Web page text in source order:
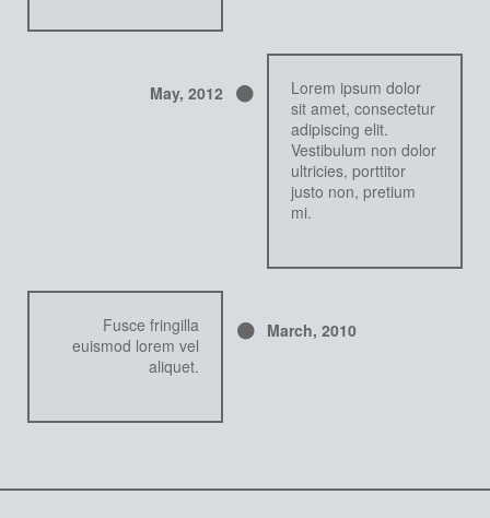
May, 2012
Lorem ipsum dolor
sit amet, consectetur
adipiscing elit.
Vestibulum non dolor
ultricies, porttitor
justo non, pretium
mi.
March, 2010
Fusce fringilla
euismod lorem vel
aliquet.